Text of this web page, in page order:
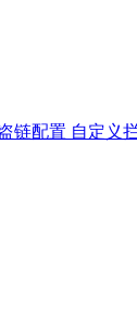
链配置 自定义